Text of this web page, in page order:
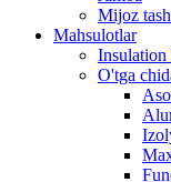
Mijoz
Mahsulotlar
Insulation
O'tga